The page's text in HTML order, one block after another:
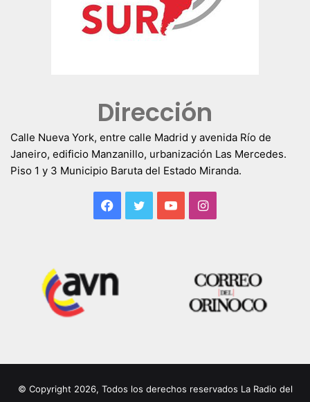
Dirección
Calle Nueva York, entre calle Madrid y avenida Río de
Janeiro, edificio Manzanillo, urbanización Las Mercedes.
Piso 1 y 3 Municipio Baruta del Estado Miranda.
Facebook
TwitterYouTubeInstagram
© Copyright 2026, Todos los derechos reservados La Radio del